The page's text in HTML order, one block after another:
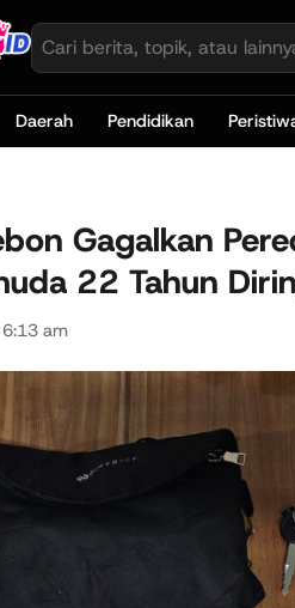
Daerah Pendidikan
Gagalkan
22 Tahun
am